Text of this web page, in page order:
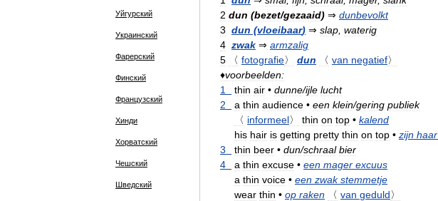
Уйгурский
Украинский
Фарерский
Финский
Французский
Хинди
Хорватский
Чешский
Шведский
2 dun (bezet/gezaaid) ⇒ dunbevolkt
3 dun (vloeibaar) ⇒ slap waterig
4 zwak ⇒ armzalig
5
〈 fotografie〉 dun 〈 van negatief〉
♦voorbeelden:
1
thin air • dunne/ijle lucht
2
a thin audience • een klein/gering publiek
〈 informeel〉 thin on top • kalend
his hair is getting pretty thin on top • zijn haar
3
thin beer • dun/schraal bier
4
a thin excuse • een mager excuus
a thin voice • een zwak stemmetje
wear thin • op raken 〈 van geduld〉